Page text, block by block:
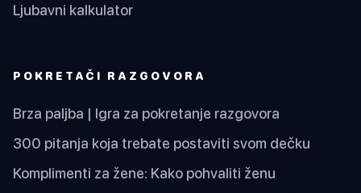
Ljubavni kalkulator
POKRETAČI RAZGOVORA
Brza paljba | Igra za pokretanje razgovora
300 pitanja koja trebate postaviti svom dečku
Komplimenti za žene: Kako pohvaliti ženu